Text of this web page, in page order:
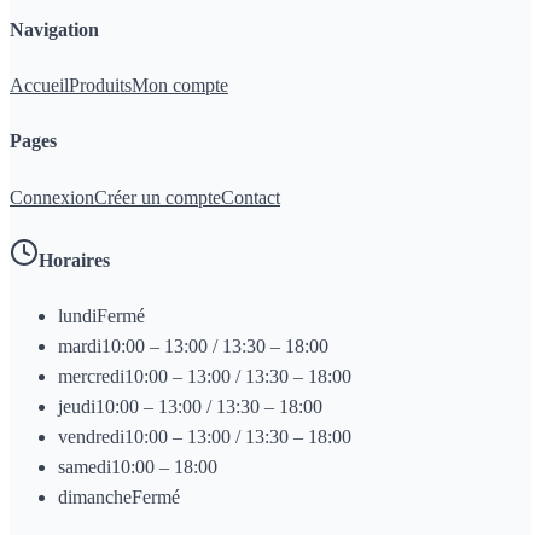
Navigation
AccueilProduitsMon compte
Pages
ConnexionCréer un compteContact
Horaires
lundiFermé
mardi10:00 – 13:00 / 13:30 – 18:00
mercredi10:00 – 13:00 / 13:30 – 18:00
jeudi10:00 – 13:00 / 13:30 – 18:00
vendredi10:00 – 13:00 / 13:30 – 18:00
samedi10:00 – 18:00
dimancheFermé